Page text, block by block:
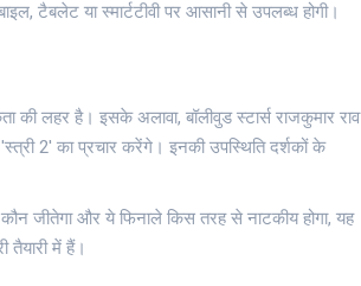
टैबलेट या स्मार्टटीवी पर आसानी से उपलब्ध होगी।
की लहर है। इसके अलावा, बॉलीवुड स्टार्स राजकुमार राव
2' का प्रचार करेंगे। इनकी उपस्थिति दर्शकों के
जीतेगा और ये फिनाले किस तरह से नाटकीय होगा, यह
तैयारी में हैं।